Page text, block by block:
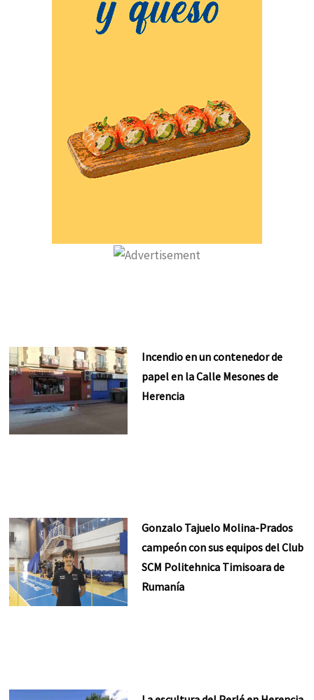
Incendio en un contenedor de
papel en la Calle Mesones de
Herencia
Gonzalo Tajuelo Molina-Prados
campeón con sus equipos del Club
SCM Politehnica Timisoara de
Rumanía